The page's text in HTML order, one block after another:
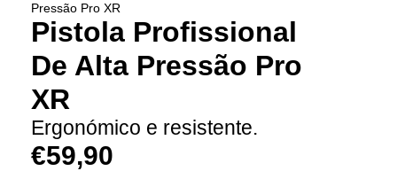
Pressão Pro XR
Pistola Profissional
De Alta Pressão Pro
XR
Ergonómico e resistente.
€59,90